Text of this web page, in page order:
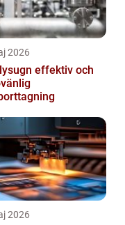
2026
effektiv och
2026